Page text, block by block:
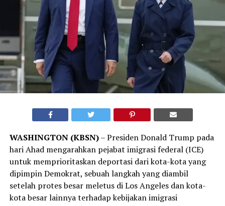
WASHINGTON (KBSN)– Presiden Donald Trump pada
hari Ahad mengarahkan pejabat imigrasi federal (ICE)
untuk memprioritaskan deportasi dari kota-kota yang
dipimpin Demokrat, sebuah langkah yang diambil
setelah protes besar meletus di Los Angeles dan kota-
kota besar lainnya terhadap kebijakan imigrasi